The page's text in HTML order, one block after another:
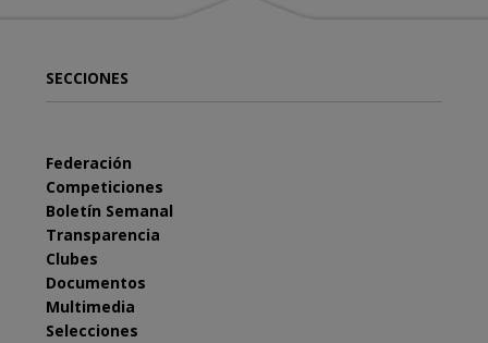
SECCIONES
Federación
Competiciones
Boletín Semanal
Transparencia
Clubes
Documentos
Multimedia
Selecciones